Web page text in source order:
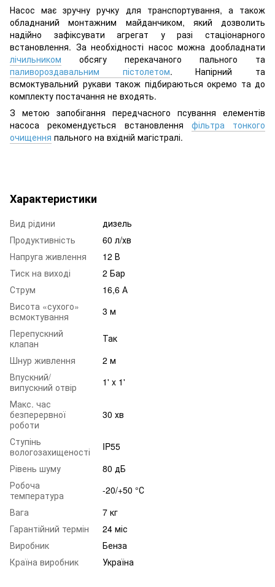
Насос має зручну ручку для транспортування, а також
обладнаний монтажним майданчиком, який дозволить
надійно зафіксувати агрегат у разі стаціонарного
встановлення. За необхідності насос можна дообладнати
лічильником обсягу перекачаного пального та
паливороздавальним пістолетом. Напірний та
всмоктувальний рукави також підбираються окремо та до
комплекту постачання не входять.
З метою запобігання передчасного псування елементів
насоса рекомендується встановлення фільтра тонкого
очищення пального на вхідній магістралі.
Характеристики
Вид рідини
дизель
Продуктивність
60 л/хв
Напруга живлення
12 В
Тиск на виході
2 Бар
Струм
16,6 А
Висота «сухого»
всмоктування
3 м
Перепускний
клапан
Так
Шнур живлення
2 м
Впускний/
випускний отвір
1' x 1'
Макс. час
безперервної
роботи
30 хв
Ступінь
вологозахищеності
IP55
Рівень шуму
80 дБ
Робоча
температура
-20/+50 °С
Вага
7 кг
Гарантійний термін
24 міс
Виробник
Бенза
Країна виробник
Україна